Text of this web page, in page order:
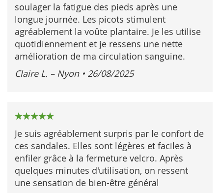
soulager la fatigue des pieds après une
longue journée. Les picots stimulent
agréablement la voûte plantaire. Je les utilise
quotidiennement et je ressens une nette
amélioration de ma circulation sanguine.
Claire L. – Nyon • 26/08/2025
100%
Je suis agréablement surpris par le confort de
ces sandales. Elles sont légères et faciles à
enfiler grâce à la fermeture velcro. Après
quelques minutes d'utilisation, on ressent
une sensation de bien-être général